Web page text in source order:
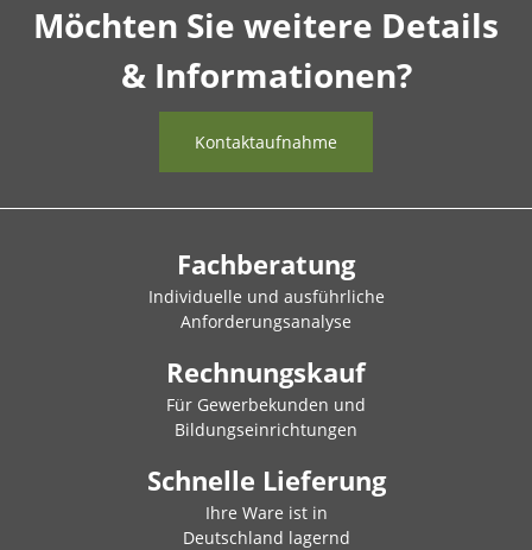
Möchten Sie weitere Details
& Informationen?
Kontaktaufnahme
Fachberatung
Individuelle und ausführliche
Anforderungsanalyse
Rechnungskauf
Für Gewerbekunden und
Bildungseinrichtungen
Schnelle Lieferung
Ihre Ware ist in
Deutschland lagernd